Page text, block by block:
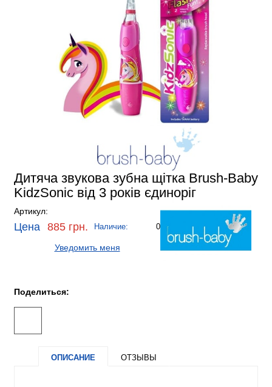
Дитяча звукова зубна щітка Brush-Baby
KidzSonic від 3 років єдиноріг
Артикул:
Цена 885 грн. Наличие: 0
Уведомить меня
Поделиться:
ОПИСАНИЕ ОТЗЫВЫ